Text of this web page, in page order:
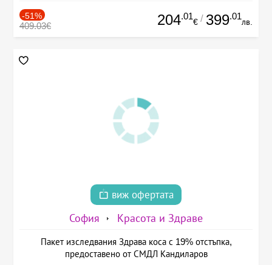
-51%
409.03€ 204.01
€ / 399.01
лв.
виж офертата
София Красота и Здраве
Пакет изследвания Здрава коса с 19% отстъпка,
предоставено от СМДЛ Кандиларов